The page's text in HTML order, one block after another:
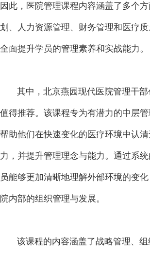
因此，医院管理课程内容涵盖了多个
划、人力资源管理、财务管理和医疗
全面提升学员的管理素养和实战能力。
其中，北京燕园现代医院管理干
值得推荐。该课程专为有潜力的中层
帮助他们在快速变化的医疗环境中认
力，并提升管理理念与能力。通过系
员能够更加清晰地理解外部环境的变
院内部的组织管理与发展。
该课程的内容涵盖了战略管理、